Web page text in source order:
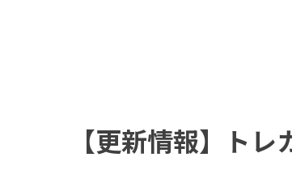
【更新情報】ト